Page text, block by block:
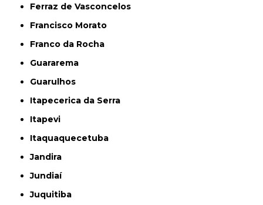
Ferraz de Vasconcelos
Francisco Morato
Franco da Rocha
Guararema
Guarulhos
Itapecerica da Serra
Itapevi
Itaquaquecetuba
Jandira
Jundiaí
Juquitiba